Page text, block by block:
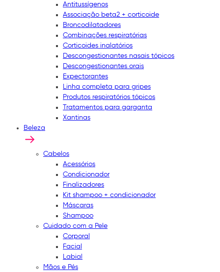
Antitussígenos
Associação beta2 + corticoide
Broncodilatadores
Combinações respiratórias
Corticoides inalatórios
Descongestionantes nasais tópicos
Descongestionantes orais
Expectorantes
Linha completa para gripes
Produtos respiratórios tópicos
Tratamentos para garganta
Xantinas
Beleza
Cabelos
Acessórios
Condicionador
Finalizadores
Kit shampoo + condicionador
Máscaras
Shampoo
Cuidado com a Pele
Corporal
Facial
Labial
Mãos e Pés